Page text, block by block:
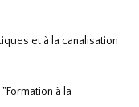
et à la canalisation
Formation à la